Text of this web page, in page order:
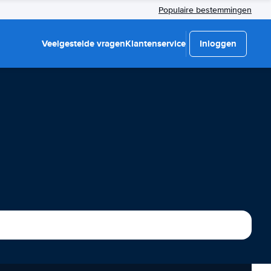
Populaire bestemmingen
Veelgestelde vragenKlantenservice Inloggen